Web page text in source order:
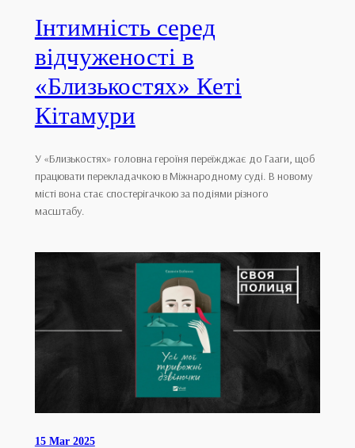
Інтимність серед
відчуженості в
«Близькостях» Кеті
Кітамури
У «Близькостях» головна героїня переїжджає до Гааги, щоб
працювати перекладачкою в Міжнародному суді. В новому
місті вона стає спостерігачкою за подіями різного
масштабу.
15 Mar 2025